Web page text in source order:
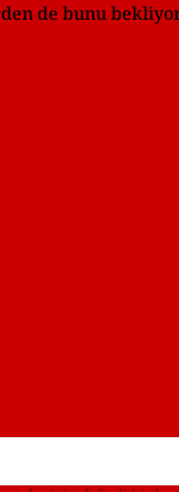
de bunu